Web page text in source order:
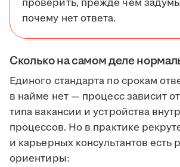
проверить, прежде чем
почему нет ответа.
Сколько на самом деле
Единого стандарта по срокам
в найме нет — процесс зависит
типа вакансии и устройства
процессов. Но в практике
и карьерных консультантов есть
ориентиры: